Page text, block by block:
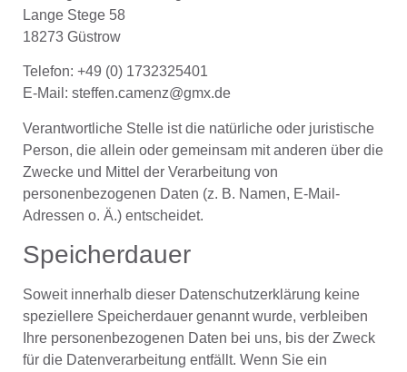
Lange Stege 58
18273 Güstrow
Telefon: +49 (0) 1732325401
E-Mail: steffen.camenz@gmx.de
Verantwortliche Stelle ist die natürliche oder juristische
Person, die allein oder gemeinsam mit anderen über die
Zwecke und Mittel der Verarbeitung von
personenbezogenen Daten (z. B. Namen, E-Mail-
Adressen o. Ä.) entscheidet.
Speicherdauer
Soweit innerhalb dieser Datenschutzerklärung keine
speziellere Speicherdauer genannt wurde, verbleiben
Ihre personenbezogenen Daten bei uns, bis der Zweck
für die Datenverarbeitung entfällt. Wenn Sie ein